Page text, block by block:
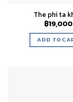
The phi ta
฿19,000
ADD TO